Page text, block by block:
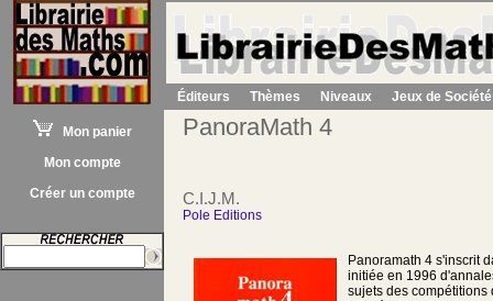
Mon panier
Mon compte
Créer un compte
Éditeurs Thèmes Niveaux Jeux de Société
PanoraMath 4
C.I.J.M.
Pole Editions
Panoramath 4 s'inscrit
initiée en 1996
sujets des compétitions